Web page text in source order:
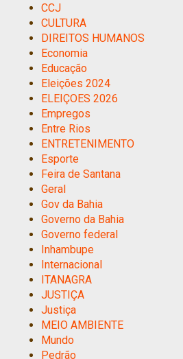
CCJ
CULTURA
DIREITOS HUMANOS
Economia
Educação
Eleições 2024
ELEIÇOES 2026
Empregos
Entre Rios
ENTRETENIMENTO
Esporte
Feira de Santana
Geral
Gov da Bahia
Governo da Bahia
Governo federal
Inhambupe
Internacional
ITANAGRA
JUSTIÇA
Justiça
MEIO AMBIENTE
Mundo
Pedrão